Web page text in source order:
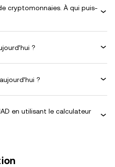
cryptomonnaies. À qui puis-
?
?
en utilisant le calculateur